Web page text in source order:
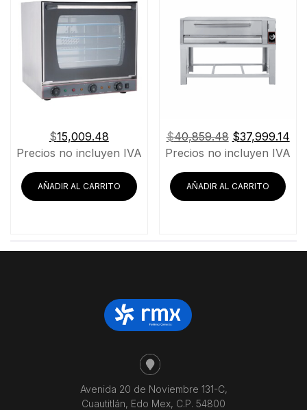
$15,009.48
Precios no incluyen IVA
AÑADIR AL CARRITO
$40,859.48 El
precio
original
era:
$40,859.48.
$37,999.14El
Precios no incluyen IVA
AÑADIR AL CARRITO
Avenida 20 de Noviembre 131-C,
Cuautitlán, Edo Mex, C.P. 54800